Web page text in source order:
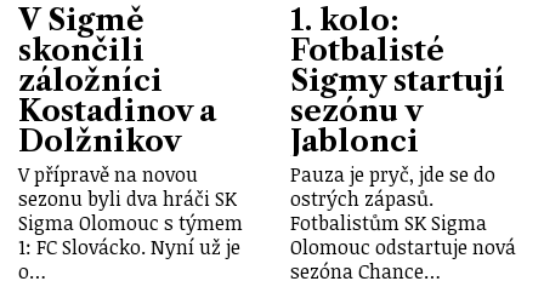
V Sigmě
skončili
záložníci
Kostadinov a
Dolžnikov
V přípravě na novou
sezonu byli dva hráči SK
Sigma Olomouc s týmem
1: FC Slovácko. Nyní už je
o…
1. kolo:
Fotbalisté
Sigmy startují
sezónu v
Jablonci
Pauza je pryč, jde se do
ostrých zápasů.
Fotbalistům SK Sigma
Olomouc odstartuje nová
sezóna Chance…